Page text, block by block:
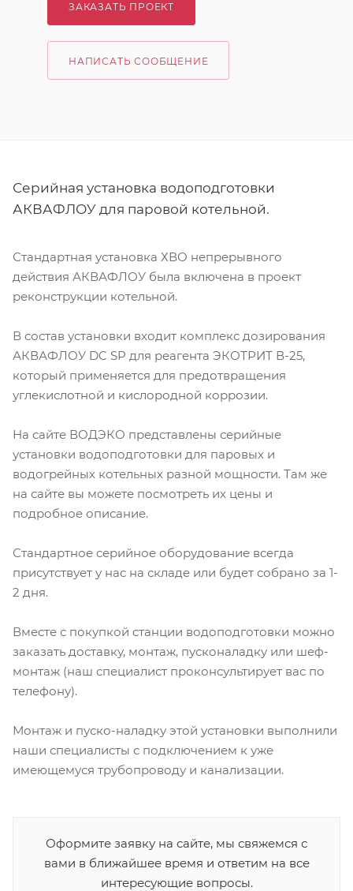
ЗАКАЗАТЬ ПРОЕКТ
НАПИСАТЬ СООБЩЕНИЕ
Серийная установка водоподготовки
АКВАФЛОУ для паровой котельной.
Стандартная установка ХВО непрерывного
действия АКВАФЛОУ была включена в проект
реконструкции котельной.
В состав установки входит комплекс дозирования
АКВАФЛОУ DC SP для реагента ЭКОТРИТ В-25,
который применяется для предотвращения
углекислотной и кислородной коррозии.
На сайте ВОДЭКО представлены серийные
установки водоподготовки для паровых и
водогрейных котельных разной мощности. Там же
на сайте вы можете посмотреть их цены и
подробное описание.
Стандартное серийное оборудование всегда
присутствует у нас на складе или будет собрано за 1-
2 дня.
Вместе с покупкой станции водоподготовки можно
заказать доставку, монтаж, пусконаладку или шеф-
монтаж (наш специалист проконсультирует вас по
телефону).
Монтаж и пуско-наладку этой установки выполнили
наши специалисты с подключением к уже
имеющемуся трубопроводу и канализации.
Оформите заявку на сайте, мы свяжемся с
вами в ближайшее время и ответим на все
интересующие вопросы.